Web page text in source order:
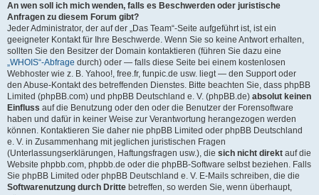
An wen soll ich mich wenden, falls es Beschwerden oder juristische
Anfragen zu diesem Forum gibt?
Jeder Administrator, der auf der „Das Team“-Seite aufgeführt ist, ist ein
geeigneter Kontakt für Ihre Beschwerde. Wenn Sie so keine Antwort erhalten,
sollten Sie den Besitzer der Domain kontaktieren (führen Sie dazu eine
„WHOIS“-Abfrage durch) oder — falls diese Seite bei einem kostenlosen
Webhoster wie z. B. Yahoo!, free.fr, funpic.de usw. liegt — den Support oder
den Abuse-Kontakt des betreffenden Dienstes. Bitte beachten Sie, dass phpBB
Limited (phpBB.com) und phpBB Deutschland e. V. (phpBB.de) absolut keinen
Einfluss auf die Benutzung oder den oder die Benutzer der Forensoftware
haben und dafür in keiner Weise zur Verantwortung herangezogen werden
können. Kontaktieren Sie daher nie phpBB Limited oder phpBB Deutschland
e. V. in Zusammenhang mit jeglichen juristischen Fragen
(Unterlassungserklärungen, Haftungsfragen usw.), die sich nicht direkt auf die
Website phpbb.com, phpbb.de oder die phpBB-Software selbst beziehen. Falls
Sie phpBB Limited oder phpBB Deutschland e. V. E-Mails schreiben, die die
Softwarenutzung durch Dritte betreffen, so werden Sie, wenn überhaupt,